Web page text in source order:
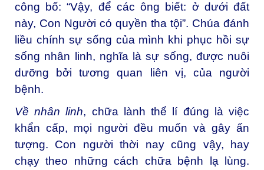
công bố: “Vậy, để các ông biết: ở dưới đất
này, Con Người có quyền tha tội”. Chúa đánh
liều chính sự sống của mình khi phục hồi sự
sống nhân linh, nghĩa là sự sống, được nuôi
dưỡng bởi tương quan liên vị, của người
bệnh.
Về nhân linh, chữa lành thể lí đúng là việc
khẩn cấp, mọi người đều muốn và gây ấn
tượng. Con người thời nay cũng vậy, hay
chạy theo những cách chữa bệnh lạ lùng.